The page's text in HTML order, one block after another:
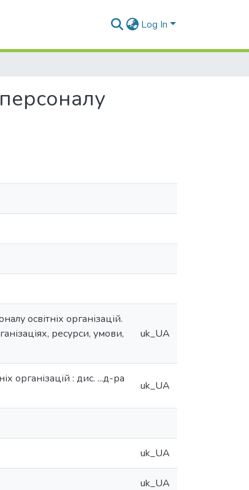
Log In
освітніх організацій.
ресурси, умови,
uk_UA
організацій : дис. ...д-ра
uk_UA
uk_UA
uk_UA